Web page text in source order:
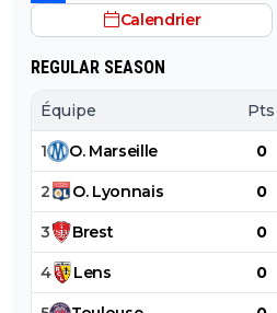
Calendrier
REGULAR SEASON
Équipe Pts
1 O. Marseille 0
2 O. Lyonnais 0
3 Brest 0
4 Lens 0